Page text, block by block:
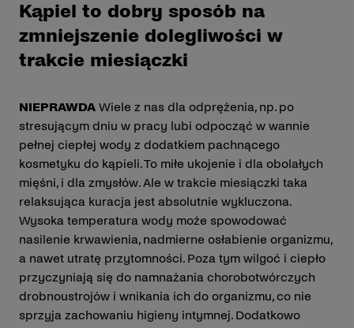
Kąpiel to dobry sposób na
zmniejszenie dolegliwości w
trakcie miesiączki
NIEPRAWDA Wiele z nas dla odprężenia, np. po
stresującym dniu w pracy lubi odpocząć w wannie
pełnej ciepłej wody z dodatkiem pachnącego
kosmetyku do kąpieli. To miłe ukojenie i dla obolałych
mięśni, i dla zmysłów. Ale w trakcie miesiączki taka
relaksująca kuracja jest absolutnie wykluczona.
Wysoka temperatura wody może spowodować
nasilenie krwawienia, nadmierne osłabienie organizmu,
a nawet utratę przytomności. Poza tym wilgoć i ciepło
przyczyniają się do namnażania chorobotwórczych
drobnoustrojów i wnikania ich do organizmu, co nie
sprzyja zachowaniu higieny intymnej. Dodatkowo